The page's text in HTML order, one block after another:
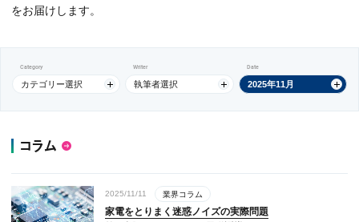
をお届けします。
Category
カテゴリー選択
Writer
執筆者選択
Date
2025年11月
コラム
2025/11/11 業界コラム
家電をとりまく迷惑ノイズの実際問題